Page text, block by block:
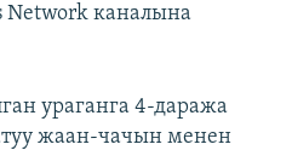
Network каналына
ураганга 4-даража
жаан-чачын менен